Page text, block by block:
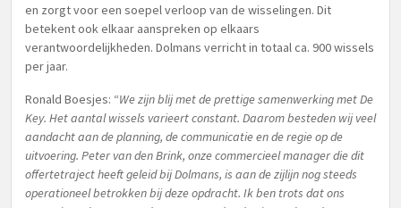
en zorgt voor een soepel verloop van de wisselingen. Dit
betekent ook elkaar aanspreken op elkaars
verantwoordelijkheden. Dolmans verricht in totaal ca. 900 wissels
per jaar.
Ronald Boesjes: “We zijn blij met de prettige samenwerking met De
Key. Het aantal wissels varieert constant. Daarom besteden wij veel
aandacht aan de planning, de communicatie en de regie op de
uitvoering. Peter van den Brink, onze commercieel manager die dit
offertetraject heeft geleid bij Dolmans, is aan de zijlijn nog steeds
operationeel betrokken bij deze opdracht. Ik ben trots dat ons